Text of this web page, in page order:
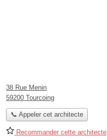
38 Rue Menin
59200 Tourcoing
📞 Appeler cet architecte
Recommander cette architecte